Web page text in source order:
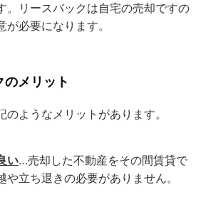
。リースバックは自宅の売却ですの
必要になります。
メリット
のようなメリットがあります。
い…売却した不動産をその間賃貸で
立ち退きの必要がありません。